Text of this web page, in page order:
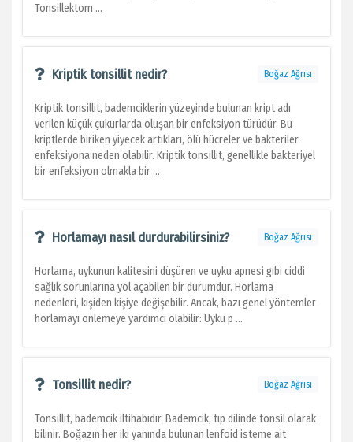
Tonsillektom ...
Kriptik tonsillit nedir? Boğaz Ağrısı
Kriptik tonsillit, bademciklerin yüzeyinde bulunan kript adı
verilen küçük çukurlarda oluşan bir enfeksiyon türüdür. Bu
kriptlerde biriken yiyecek artıkları, ölü hücreler ve bakteriler
enfeksiyona neden olabilir. Kriptik tonsillit, genellikle bakteriyel
bir enfeksiyon olmakla bir ...
Horlamayı nasıl durdurabilirsiniz? Boğaz Ağrısı
Horlama, uykunun kalitesini düşüren ve uyku apnesi gibi ciddi
sağlık sorunlarına yol açabilen bir durumdur. Horlama
nedenleri, kişiden kişiye değişebilir. Ancak, bazı genel yöntemler
horlamayı önlemeye yardımcı olabilir: Uyku p ...
Tonsillit nedir? Boğaz Ağrısı
Tonsillit, bademcik iltihabıdır. Bademcik, tıp dilinde tonsil olarak
bilinir. Boğazın her iki yanında bulunan lenfoid isteme ait